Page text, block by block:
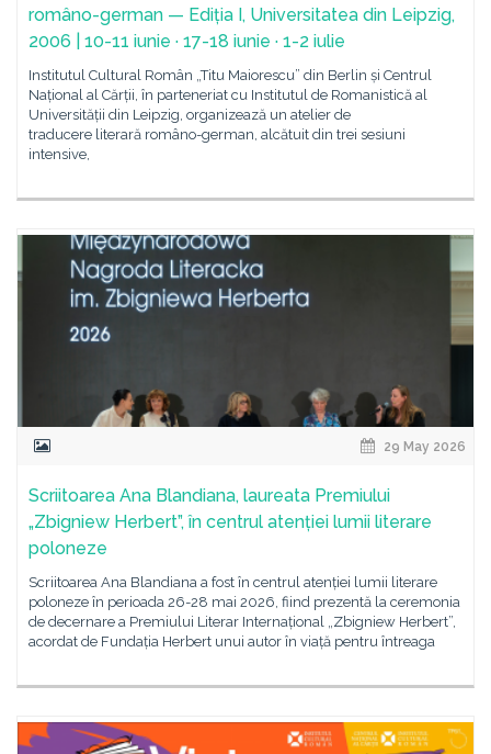
româno-german — Ediția I, Universitatea din Leipzig,
2006 | 10-11 iunie · 17-18 iunie · 1-2 iulie
Institutul Cultural Român „Titu Maiorescu” din Berlin și Centrul
Național al Cărții, în parteneriat cu Institutul de Romanistică al
Universității din Leipzig, organizează un atelier de
traducere literară româno-german, alcătuit din trei sesiuni
intensive,
29 May 2026
Scriitoarea Ana Blandiana, laureata Premiului
„Zbigniew Herbert”, în centrul atenției lumii literare
poloneze
Scriitoarea Ana Blandiana a fost în centrul atenției lumii literare
poloneze în perioada 26-28 mai 2026, fiind prezentă la ceremonia
de decernare a Premiului Literar Internațional „Zbigniew Herbert”,
acordat de Fundația Herbert unui autor în viață pentru întreaga